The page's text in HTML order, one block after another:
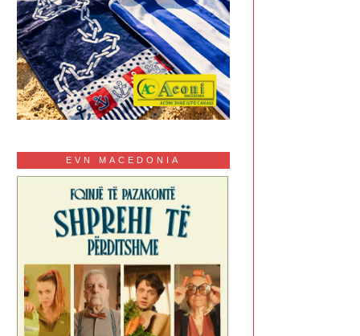
EVN MACEDONIA